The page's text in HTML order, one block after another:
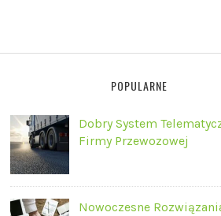
POPULARNE
Dobry System
Firmy Przewozowej
Nowoczesne